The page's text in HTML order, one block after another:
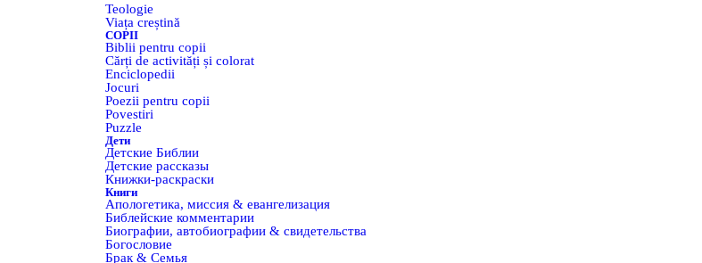
Teologie
Viața creștină
COPII
Biblii pentru copii
Cărți de activități și colorat
Enciclopedii
Jocuri
Poezii pentru copii
Povestiri
Puzzle
Дети
Детские Библии
Детские рассказы
Книжки-раскраски
Книги
Апологетика, миссия & евангелизация
Библейские комментарии
Биографии, автобиографии & свидетельства
Богословие
Брак & Семья